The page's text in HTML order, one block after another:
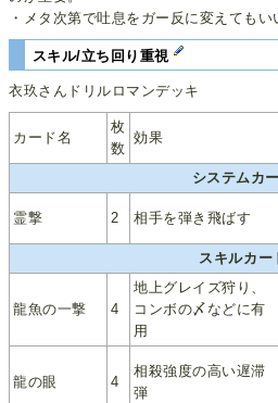
・メタ次第で吐息をガー反に変えてもい
スキル/立ち回り重視
衣玖さんドリルロマンデッキ
カード名
枚
数
効果
システムカ
霊撃 2 相手を弾き飛ばす
スキルカー
龍魚の一撃 4
地上グレイズ狩り、
コンボの〆などに有
用
龍の眼 4
相殺強度の高い遅滞
弾